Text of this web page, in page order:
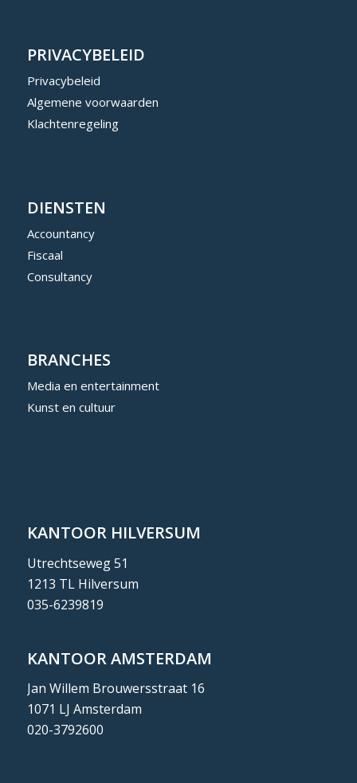
PRIVACYBELEID
Privacybeleid
Algemene voorwaarden
Klachtenregeling
DIENSTEN
Accountancy
Fiscaal
Consultancy
BRANCHES
Media en entertainment
Kunst en cultuur
KANTOOR HILVERSUM
Utrechtseweg 51
1213 TL Hilversum
035-6239819
KANTOOR AMSTERDAM
Jan Willem Brouwersstraat 16
1071 LJ Amsterdam
020-3792600